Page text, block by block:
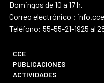
Domingos de 10 a 17 h.
Correo electrónico :
Teléfono: 55-55-21-1925 al
CCE
PUBLICACIONES
ACTIVIDADES